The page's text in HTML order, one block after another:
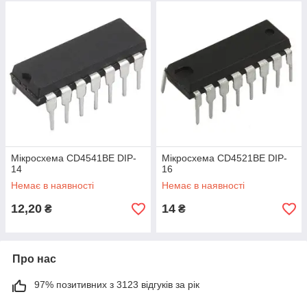
Мікросхема CD4541BE DIP-
14
Немає в наявності
12,20 ₴
Мікросхема CD4521BE DIP-
16
Немає в наявності
14 ₴
Про нас
97% позитивних з 3123 відгуків за рік